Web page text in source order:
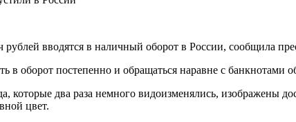
вводятся в наличный оборот в России, сообщила
в оборот постепенно и обращаться наравне с банкнотами
которые два раза немного видоизменялись, изображены
цвет.